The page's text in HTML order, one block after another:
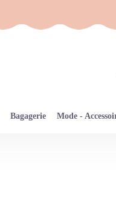
Bagagerie Mode -